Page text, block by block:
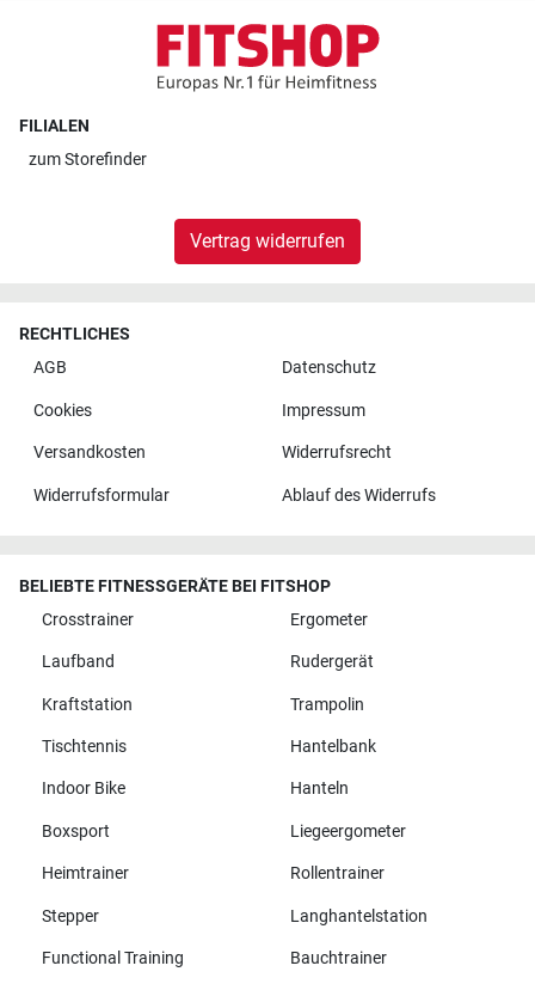
FILIALEN
zumStorefinder
Vertrag widerrufen
RECHTLICHES
AGB
Datenschutz
Cookies Impressum
Versandkosten Widerrufsrecht
Widerrufsformular Ablauf des Widerrufs
BELIEBTE FITNESSGERÄTE BEI FITSHOP
Crosstrainer
Ergometer
Laufband Rudergerät
Kraftstation Trampolin
Tischtennis Hantelbank
Indoor Bike Hanteln
Boxsport Liegeergometer
Heimtrainer Rollentrainer
Stepper Langhantelstation
Functional Training Bauchtrainer